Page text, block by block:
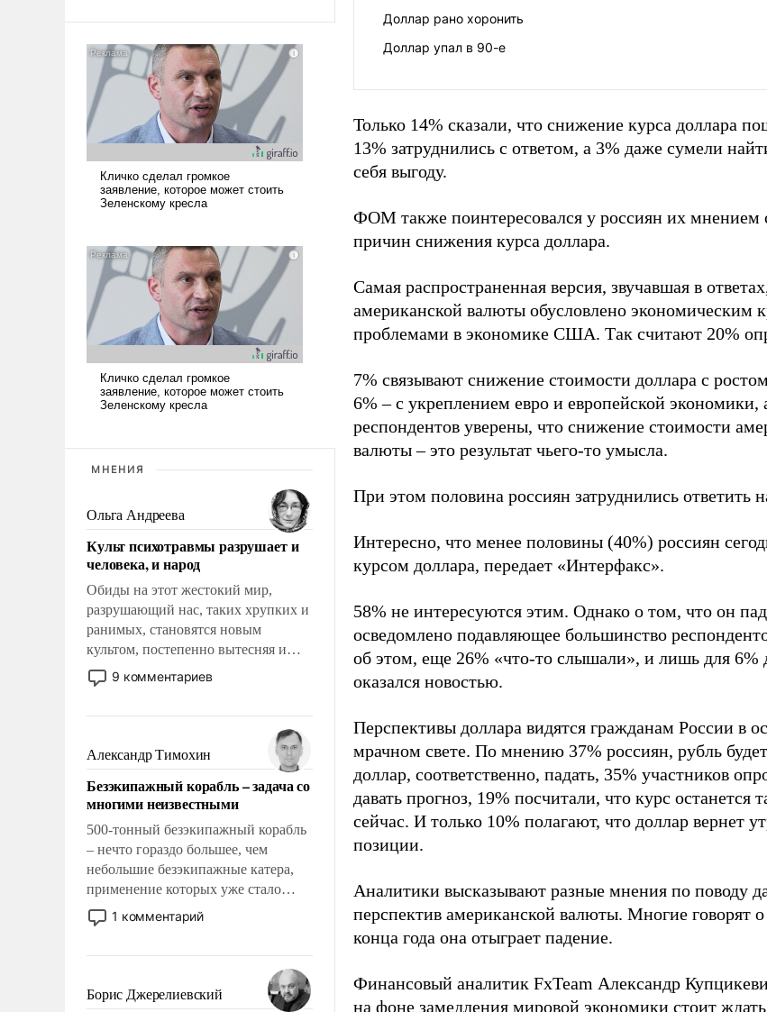
МНЕНИЯ
Ольга Андреева
Культ психотравмы разрушает и
человека, и народ
Обиды на этот жестокий мир,
разрушающий нас, таких хрупких и
ранимых, становятся новым
культом, постепенно вытесняя и
отменяя традиционное требование к
человеку – быть мужественным и
на себя ответственность, помогать
слабым, идти вперед и
адаптироваться.
9 комментариев
Александр Тимохин
Безэкипажный корабль – задача со
многими неизвестными
500-тонный безэкипажный корабль
– нечто гораздо большее, чем
небольшие безэкипажные катера,
применение которых уже стало
обыденностью. Задача по созданию
такого корабля очень сложна и
реализация радикально поднимет
наши боевые возможности.
1 комментарий
Борис Джерелиевский
Доллар рано хоронить
Доллар упал в 90-е
Только 14% сказали, что снижение курса доллара
13% затруднились с ответом, а 3% даже сумели
себя выгоду.
ФОМ также поинтересовался у россиян их мнением
причин снижения курса доллара.
Самая распространенная версия, звучавшая в
американской валюты обусловлено экономическим
проблемами в экономике США. Так считают 20%
7% связывают снижение стоимости доллара с
6% – с укреплением евро и европейской экономики,
респондентов уверены, что снижение стоимости
валюты – это результат чьего-то умысла.
При этом половина россиян затруднились ответить
Интересно, что менее половины (40%) россиян
курсом доллара, передает «Интерфакс».
58% не интересуются этим. Однако о том, что он
осведомлено подавляющее большинство
об этом, еще 26% «что-то слышали», и лишь для 6%
оказался новостью.
Перспективы доллара видятся гражданам России в
мрачном свете. По мнению 37% россиян, рубль
доллар, соответственно, падать, 35% участников
давать прогноз, 19% посчитали, что курс останется
сейчас. И только 10% полагают, что доллар вернет
позиции.
Аналитики высказывают разные мнения по поводу
перспектив американской валюты. Многие говорят
конца года она отыграет падение.
Финансовый аналитик FxTeam Александр
на фоне замедления мировой экономики стоит